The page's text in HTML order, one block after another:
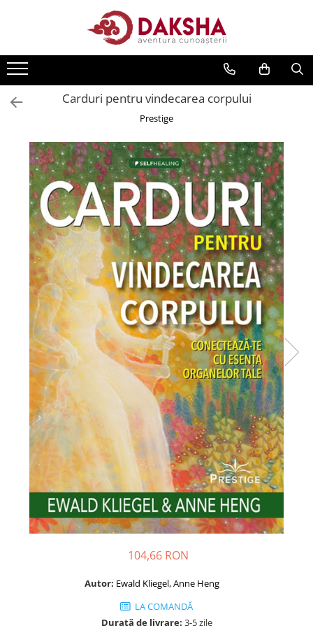
Editura Daksha
Seria Radu Cinamar
Seria David Icke
Seria Immanuel Velikovsky
Dezvăluiri
Spiritualitate
Extratereștrii
OZN
Transformare spirituală
Psihologie
Dezvoltare personală
Astrologie
Știință
Seria Montauk
Mistere
Seria Chico Xavier
Seria Helena Blavatsky
Oracole
Sănătate
Ficțiune
Carduri pentru vindecarea corpului
Prestige
104,66 RON
Autor: Ewald Kliegel, Anne Heng
LA COMANDĂ
Durată de livrare: 3-5 zile